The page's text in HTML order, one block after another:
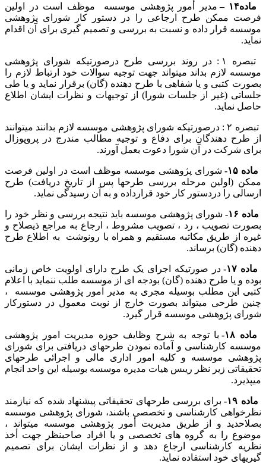
ماده۱۴ –
مدیر أمور پژوهشی موسسه موظف است در اولین
فرصت ممکن طرح ارجاعی را در دستور کار شورای پژوهشی
موسسه قرار داده و نسبت به بررسی و تصمیم گیری برای آن اقدام
نماید.
تبصره ۱ : در روند بررسی طرح درصورتیکه شورای پژوهشی
موسسه لازم بداند میتواند جهت توجیه سوالات خود ارتباط لازم را
بصورت کتبی و یا شفاهی با طرح دهنده (گان) برقرار نماید و یا طی
جلساتی (غیر از جلسات شورا) از توجیهات و نظرات ایشان اطلاع
حاصل نماید.
تبصره ۲ : درصورتیکه شورای پژوهشی موسسه لازم بدانند میتوانند
از طرح دهندگان برای دفاع و توجیه مطالب مندرج در پروپوزال
برای شرکت در آن شورا دعوت بعمل آورند.
ماده ۱۵-
شورای پژوهشی موسسه موظف است در اولین فرصت
ممکن (اولین مرحله بررسی طرحها پس از تاریخ دریافت) طرح
ارسالی را دردستور کار خود قرارداده و به آن رسیدگی نماید.
ماده ۱۶-
شورای پژوهشی موسسه باید نتیجه بررسی و نظر خود را
بصورت تصویب ، رد ، تصویب مشروط ، ارجاع به مراجع ذیصلاح و
غیره از طریق مکاتبه مستقیم و همراه با رونوشت به اطلاع طرح
دهنده (گان) برساند.
ماده ۱۷-
در صورتیکه اجرای یک طرح دارای اولویت خاص زمانی
بوده و یا طرح دهنده (گان) بودجه ای از موسسه طلب ننماید با اعلام
کتبی این مطلب بوسیله مجری به مدیر امور پژوهشی موسسه ،
چنین طرحی میتواند بصورت خارج از نوبت معمول در دستورکار
شورای پژوهشی موسسه قرار گیرد.
ماده ۱۸-
با توجه به شرح وظایف حوزه مدیریت امور پژوهشی
موسسه کارشناسی و آماده نمودن طرحهای دریافتی برای شورای
پژوهشی موسسه و کلیه امور اداری مالی و اجرائی طرحهای
تحقیقاتی زیر نظر ریىس هیات مدیره موسسه بوسیله این واحد انجام
میپذیرد.
ماده ۱۹-
برای بررسی طرحهای تحقیقاتی پیشنهاد شده که نیازمند
نظرخواهی کارشناسی و تخصصی باشند، شورای پژوهشی موسسه
بصلاحدید و از طریق مدیریت أمور پژوهشی موسسه میتواند ،
موضوع را به گروه های تخصصی و یا افراد صاحبنظر جهت أخذ
نظریه کارشناسی ارجاع دهد و از نظرات ایشان برای تصمیم
گیریهای خود استفاده نماید.